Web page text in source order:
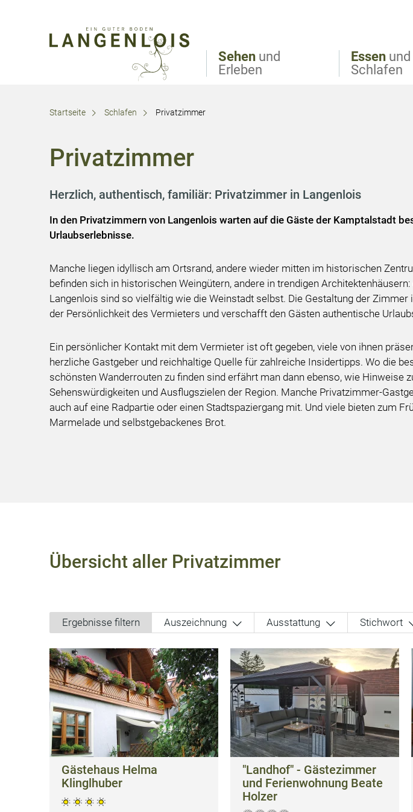
Sehen und
Erleben
Essen und
Schlafen
Startseite Schlafen Privatzimmer
Privatzimmer
Herzlich, authentisch, familiär: Privatzimmer in Langenlois
In den Privatzimmern von Langenlois warten auf die Gäste der Kamptalstadt
Urlaubserlebnisse.
Manche liegen idyllisch am Ortsrand, andere wieder mitten im historischen
befinden sich in historischen Weingütern, andere in trendigen
Langenlois sind so vielfältig wie die Weinstadt selbst. Die Gestaltung der
der Persönlichkeit des Vermieters und verschafft den Gästen authentische
Ein persönlicher Kontakt mit dem Vermieter ist oft gegeben, viele von ihnen
herzliche Gastgeber und reichhaltige Quelle für zahlreiche Insidertipps. Wo die
schönsten Wanderrouten zu finden sind erfährt man dann ebenso, wie Hinweise
Sehenswürdigkeiten und Ausflugszielen der Region. Manche Privatzimmer-
auch auf eine Radpartie oder einen Stadtspaziergang mit. Und viele bieten zum
Marmelade und selbstgebackenes Brot.
Übersicht aller Privatzimmer
Ergebnisse filtern Auszeichnung Ausstattung Stichwort
Gästehaus Helma
Klinglhuber
"Landhof" - Gästezimmer
und Ferienwohnung Beate
Holzer